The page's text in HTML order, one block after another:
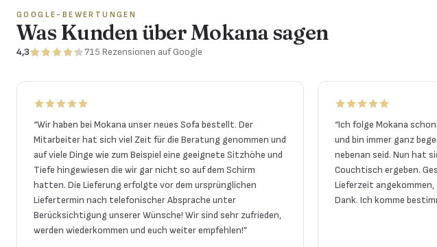
GOOGLE-BEWERTUNGEN
Was Kunden über Mokana sagen
4,3 715 Rezensionen auf Google
“Wir haben bei Mokana unser neues Sofa bestellt. Der
Mitarbeiter hat sich viel Zeit für die Beratung genommen und
auf viele Dinge wie zum Beispiel eine geeignete Sitzhöhe und
Tiefe hingewiesen die wir gar nicht so auf dem Schirm
hatten. Die Lieferung erfolgte vor dem ursprünglichen
Liefertermin nach telefonischer Absprache unter
Berücksichtigung unserer Wünsche! Wir sind sehr zufrieden,
werden wiederkommen und euch weiter empfehlen!”
“Ich folge Mokana
und bin immer ganz
nebenan seid. Nun hat
Couchtisch ergeben.
Lieferzeit
Dank. Ich komme